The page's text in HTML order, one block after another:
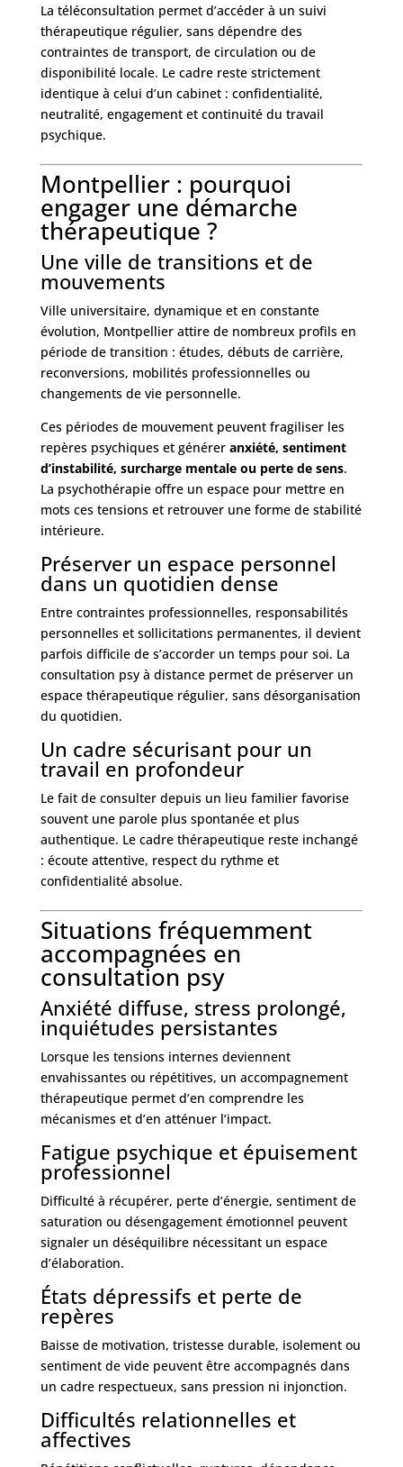
La téléconsultation permet d’accéder à un suivi
thérapeutique régulier, sans dépendre des
contraintes de transport, de circulation ou de
disponibilité locale. Le cadre reste strictement
identique à celui d’un cabinet : confidentialité,
neutralité, engagement et continuité du travail
psychique.
Montpellier : pourquoi
engager une démarche
thérapeutique ?
Une ville de transitions et de
mouvements
Ville universitaire, dynamique et en constante
évolution, Montpellier attire de nombreux profils en
période de transition : études, débuts de carrière,
reconversions, mobilités professionnelles ou
changements de vie personnelle.
Ces périodes de mouvement peuvent fragiliser les
repères psychiques et générer anxiété, sentiment
d’instabilité, surcharge mentale ou perte de sens.
La psychothérapie offre un espace pour mettre en
mots ces tensions et retrouver une forme de stabilité
intérieure.
Préserver un espace personnel
dans un quotidien dense
Entre contraintes professionnelles, responsabilités
personnelles et sollicitations permanentes, il devient
parfois difficile de s’accorder un temps pour soi. La
consultation psy à distance permet de préserver un
espace thérapeutique régulier, sans désorganisation
du quotidien.
Un cadre sécurisant pour un
travail en profondeur
Le fait de consulter depuis un lieu familier favorise
souvent une parole plus spontanée et plus
authentique. Le cadre thérapeutique reste inchangé
: écoute attentive, respect du rythme et
confidentialité absolue.
Situations fréquemment
accompagnées en
consultation psy
Anxiété diffuse, stress prolongé,
inquiétudes persistantes
Lorsque les tensions internes deviennent
envahissantes ou répétitives, un accompagnement
thérapeutique permet d’en comprendre les
mécanismes et d’en atténuer l’impact.
Fatigue psychique et épuisement
professionnel
Difficulté à récupérer, perte d’énergie, sentiment de
saturation ou désengagement émotionnel peuvent
signaler un déséquilibre nécessitant un espace
d’élaboration.
États dépressifs et perte de
repères
Baisse de motivation, tristesse durable, isolement ou
sentiment de vide peuvent être accompagnés dans
un cadre respectueux, sans pression ni injonction.
Difficultés relationnelles et
affectives